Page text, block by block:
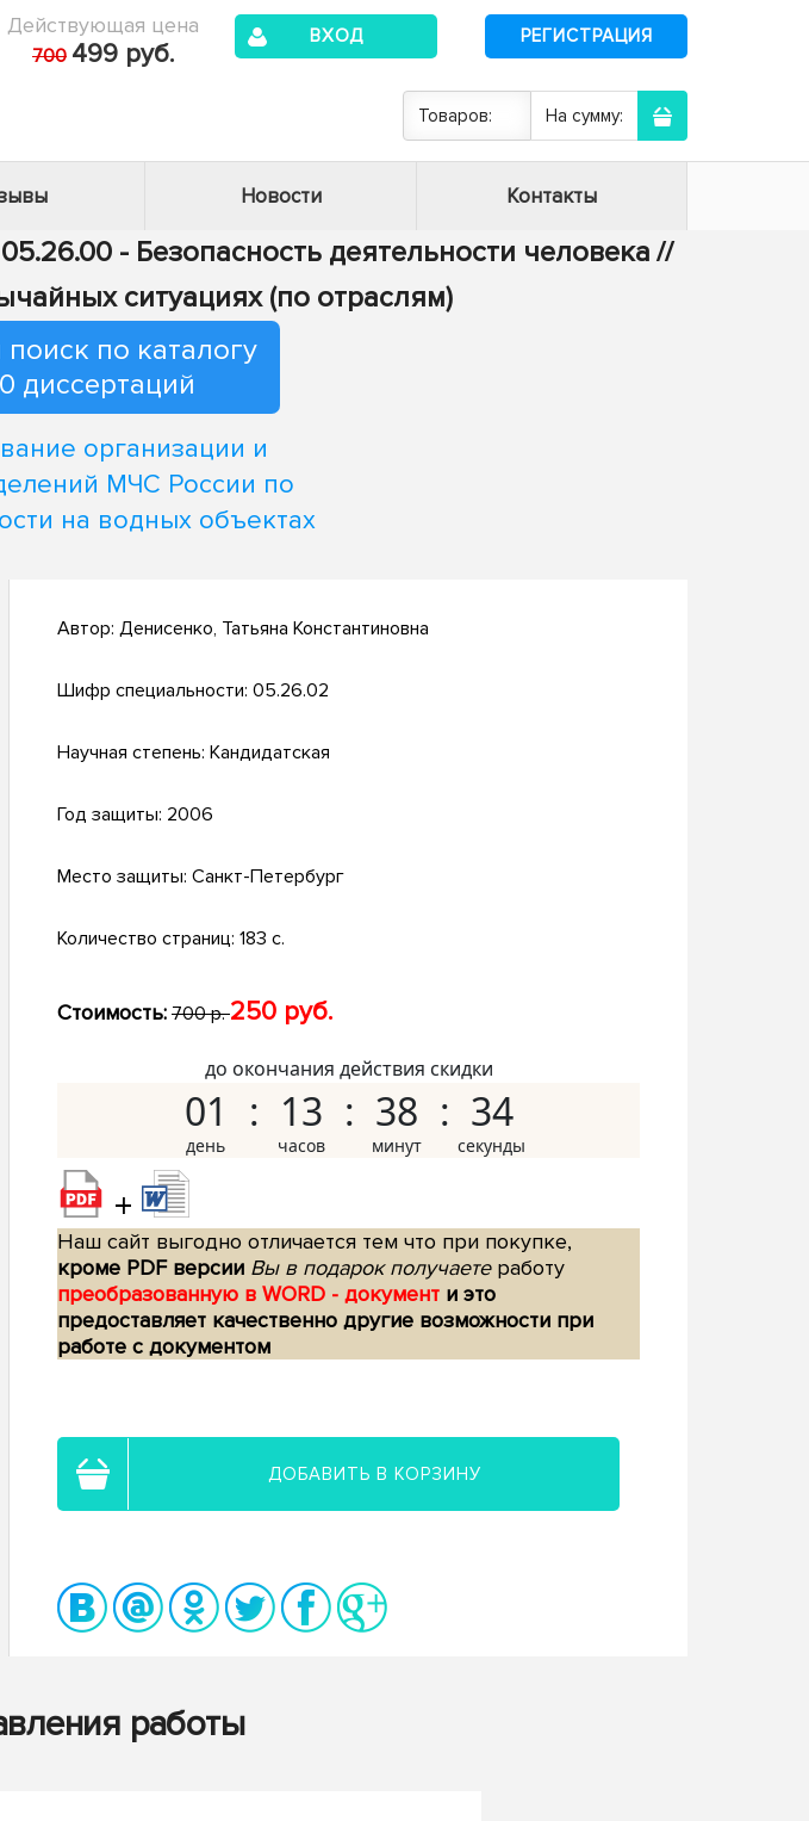
Действующая цена
700 499 руб.
ВХОД РЕГИСТРАЦИЯ
Товаров: На сумму:
Новости Контакты
05.26.00 - Безопасность деятельности человека //
ситуациях (по отраслям)
по каталогу
диссертаций
организации и
МЧС России по
на водных объектах
Автор: Денисенко, Татьяна Константиновна
Шифр специальности: 05.26.02
Научная степень: Кандидатская
Год защиты: 2006
Место защиты: Санкт-Петербург
Количество страниц: 183 с.
Стоимость: 700 р.250 руб.
до окончания действия скидки
01 13 38 33
+
Наш сайт выгодно отличается тем что при покупке,
кроме PDF версии Вы в подарок получаетеработу
преобразованную в WORD - документ и это
предоставляет качественно другие возможности при
работе с документом
ДОБАВИТЬ В КОРЗИНУ
работы